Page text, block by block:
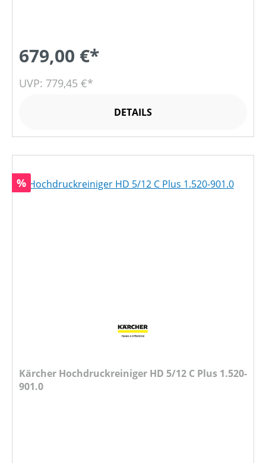
679,00 €*
UVP: 779,45 €*
DETAILS
Rabatt
%
Kärcher Hochdruckreiniger HD 5/12 C Plus 1.520-
901.0